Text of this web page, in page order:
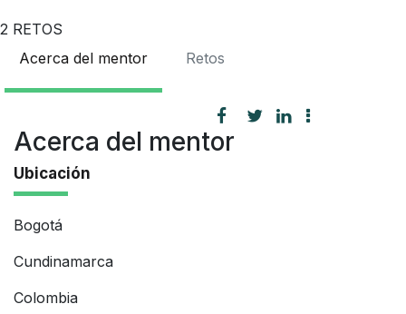
2 RETOS
Acerca del mentor
Retos
Acerca del mentor
Ubicación
Bogotá
Cundinamarca
Colombia